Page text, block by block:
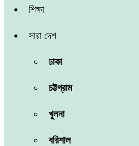
শিক্ষা
সারা দেশ
ঢাকা
চট্টগ্রাম
খুলনা
বরিশাল